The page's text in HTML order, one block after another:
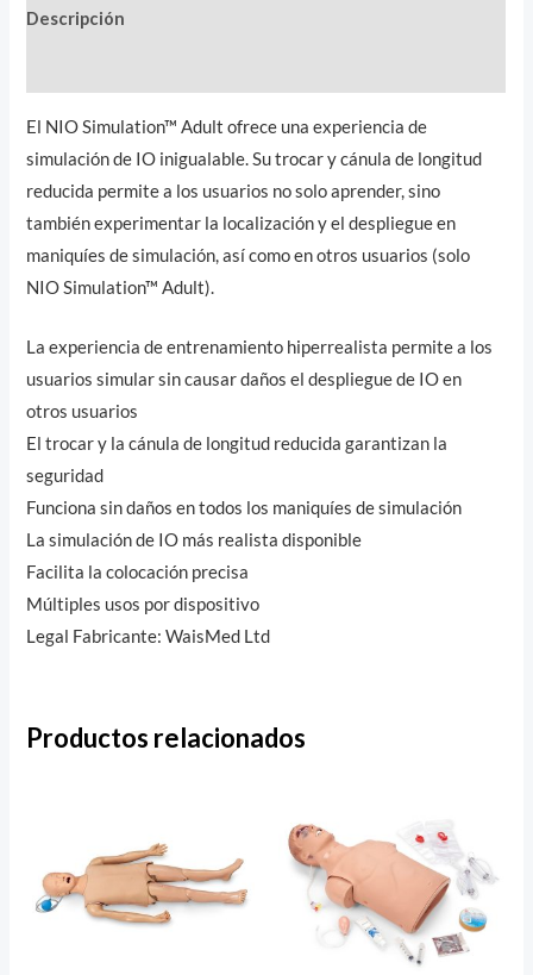
Descripción
El NIO Simulation™ Adult ofrece una experiencia de
simulación de IO inigualable. Su trocar y cánula de longitud
reducida permite a los usuarios no solo aprender, sino
también experimentar la localización y el despliegue en
maniquíes de simulación, así como en otros usuarios (solo
NIO Simulation™ Adult).
La experiencia de entrenamiento hiperrealista permite a los
usuarios simular sin causar daños el despliegue de IO en
otros usuarios
El trocar y la cánula de longitud reducida garantizan la
seguridad
Funciona sin daños en todos los maniquíes de simulación
La simulación de IO más realista disponible
Facilita la colocación precisa
Múltiples usos por dispositivo
Legal Fabricante: WaisMed Ltd
Productos relacionados